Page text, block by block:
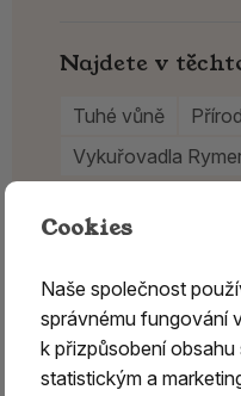
Najdete v
Tuhé vůně
Vykuřovadla
Cookies
Naše společnost
správnému fungování
k přizpůsobení
statistickým a